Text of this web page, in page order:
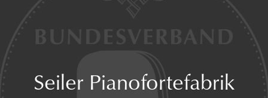
Seiler Pianofortefabrik